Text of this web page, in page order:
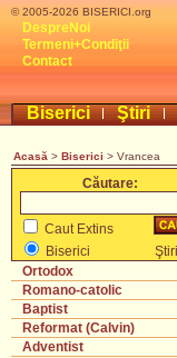
© 2005-2026 BISERICI.org
DespreNoi
Termeni+Condiţii
Contact
Biserici Ştiri
Acasă > Biserici > Vrancea
Căutare:
Caut Extins
Biserici
Ştiri
Ortodox
Romano-catolic
Baptist
Reformat (Calvin)
Adventist